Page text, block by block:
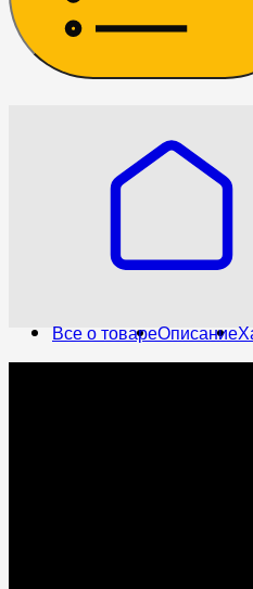
Все о товареОписание